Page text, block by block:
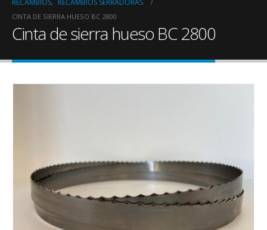
RECAMBIOS, RECAMBIOS SERRADORAS
CINTA DE SIERRA HUESO BC 2800
Cinta de sierra hueso BC 2800